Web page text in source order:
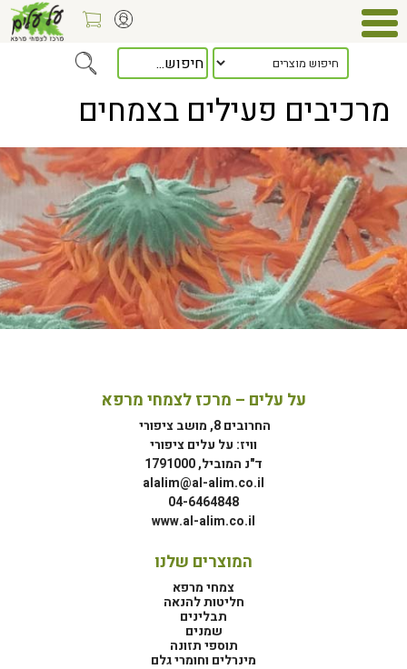
> מרכיבים פעילים בצמחים
מרכיבים פעילים בצמחים
על עלים – מרכז לצמחי מרפא
החרובים 8, מושב ציפורי
וויז: על עלים ציפורי
ד"נ המוביל, 1791000
alalim@al-alim.co.il
04-6464848
www.al-alim.co.il
המוצרים שלנו
צמחי מרפא
חליטות להנאה
תבלינים
שמנים
תוספי תזונה
מינרלים וחומרי גלם